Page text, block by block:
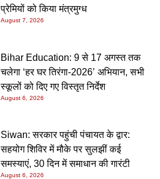
प्रेमियों को किया मंत्रमुग्ध
August 7, 2026
Bihar Education: 9 से 17 अगस्त तक
चलेगा ‘हर घर तिरंगा-2026’ अभियान, सभी
स्कूलों को दिए गए विस्तृत निर्देश
August 6, 2026
Siwan: सरकार पहुंची पंचायत के द्वार:
सहयोग शिविर में मौके पर सुलझीं कई
समस्याएं, 30 दिन में समाधान की गारंटी
August 6, 2026